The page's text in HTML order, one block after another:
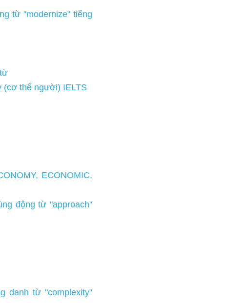
ECONOMICS &
tiếng anh
tiếng anh
lượng và tần suất, đồng
học California, Irvine, cho